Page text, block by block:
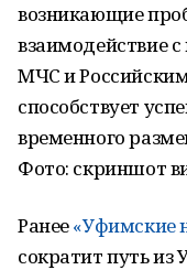
возникающие
взаимодействие
МЧС и
способствует
временного
Фото: скриншот
Ранее«Уфимские
сократит путь